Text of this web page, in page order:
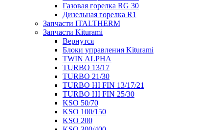
Газовая горелка RG 30
Дизельная горелка R1
Запчасти ITALTHERM
Запчасти Kiturami
Вернутся
Блоки управления Kiturami
TWIN ALPHA
TURBO 13/17
TURBO 21/30
TURBO HI FIN 13/17/21
TURBO HI FIN 25/30
KSO 50/70
KSO 100/150
KSO 200